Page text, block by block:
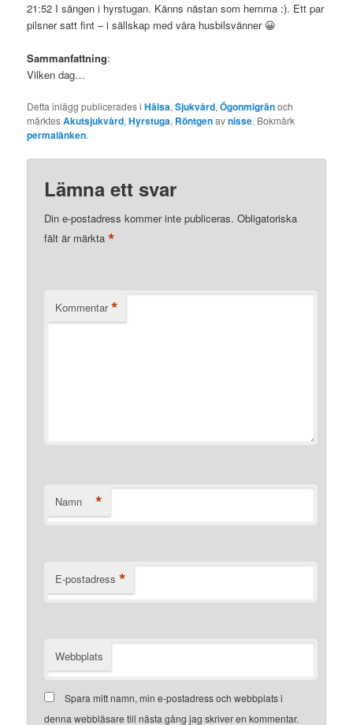
21:52 I sängen i hyrstugan. Känns nästan som hemma :). Ett par
pilsner satt fint – i sällskap med våra husbilsvänner 😀
Sammanfattning:
Vilken dag…
Detta inlägg publicerades iHälsa,Sjukvård,Ögonmigränoch
märktesAkutsjukvård,Hyrstuga, Röntgenavnisse. Bokmärk
permalänken.
Lämna ett svar
Din e-postadress kommer inte publiceras. Obligatoriska
fält är märkta*
Kommentar *
Namn *
E-postadress *
Webbplats
Spara mitt namn, min e-postadress och webbplats i
denna webbläsare till nästa gång jag skriver en kommentar.